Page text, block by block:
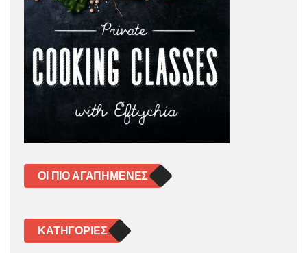
ΟΙ ΠΙΟ ΑΓΑΠΗΜΈΝΕΣ
KΑΤΗΓΟΡΊΕΣ